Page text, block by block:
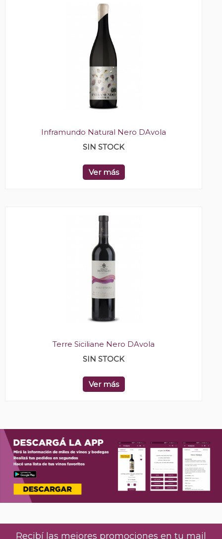
Inframundo Natural Nero DAvola
SIN STOCK
Ver más
Terre Siciliane Nero DAvola
SIN STOCK
Ver más
Recibí las mejores promociones en tu mail